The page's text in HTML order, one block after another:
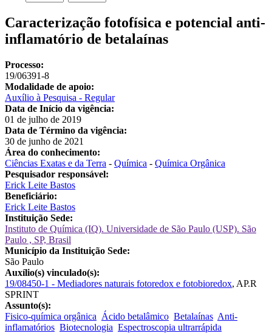
Caracterização fotofísica e potencial anti-
inflamatório de betalaínas
Processo:
19/06391-8
Modalidade de apoio:
Auxílio à Pesquisa - Regular
Data de Início da vigência:
01 de julho de 2019
Data de Término da vigência:
30 de junho de 2021
Área do conhecimento:
Ciências Exatas e da Terra - Química - Química Orgânica
Pesquisador responsável:
Erick Leite Bastos
Beneficiário:
Erick Leite Bastos
Instituição Sede:
Instituto de Química (IQ). Universidade de São Paulo (USP). São
Paulo , SP, Brasil
Município da Instituição Sede:
São Paulo
Auxílio(s) vinculado(s):
19/08450-1 - Mediadores naturais fotoredox e fotobioredox, AP.R
SPRINT
Assunto(s):
Fisico-química orgânica Ácido betalâmico Betalaínas Anti-
inflamatórios Biotecnologia Espectroscopia ultrarrápida